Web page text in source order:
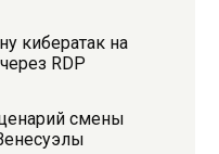
кибератак на
RDP
смены